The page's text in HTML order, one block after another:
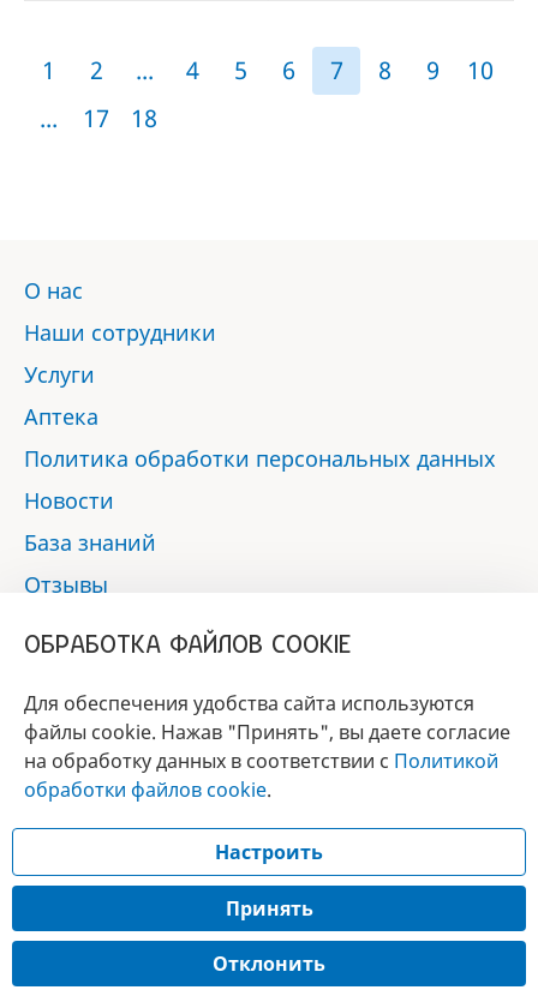
1 2 ... 4 5 6 7 8 9
10
...
17 18
О нас
Наши сотрудники
Услуги
Аптека
Политика обработки персональных данных
Новости
База знаний
Отзывы
БРЕНД
ГОДА 2017 - 2019
© 2017 - 2026 «Альфа-вет»
Разработка сайта —
Информация, представленная на сайте, носит справочный характер и не
является публичной офертой.
ОБРАБОТКА ФАЙЛОВ COOKIE
Для обеспечения удобства сайта используются
файлы cookie. Нажав "Принять", вы даете согласие
на обработку данных в соответствии с Политикой
обработки файлов cookie.
Настроить
Принять
Отклонить